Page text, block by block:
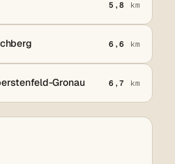
5,8 km
6,6 km
Gronau 6,7 km